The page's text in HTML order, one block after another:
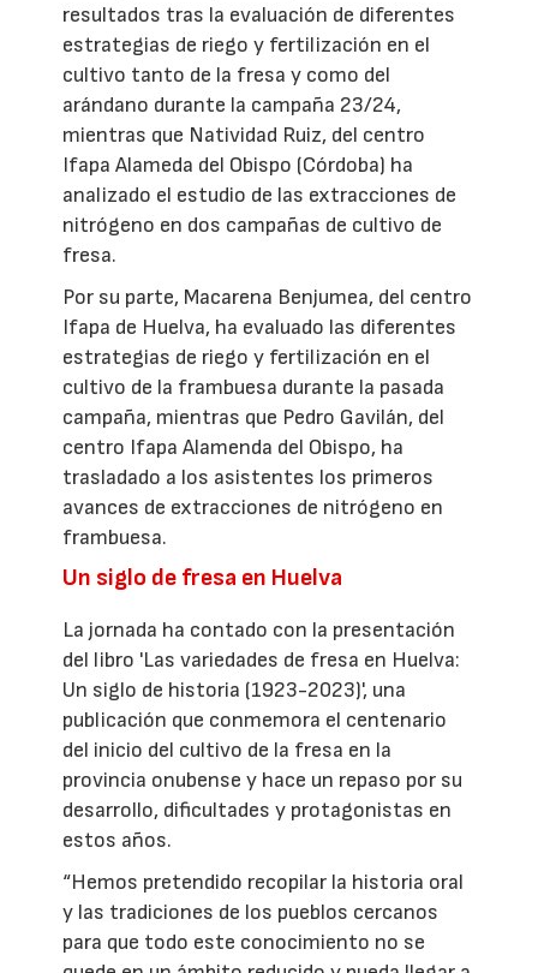
resultados tras la evaluación de diferentes
estrategias de riego y fertilización en el
cultivo tanto de la fresa y como del
arándano durante la campaña 23/24,
mientras que Natividad Ruiz, del centro
Ifapa Alameda del Obispo (Córdoba) ha
analizado el estudio de las extracciones de
nitrógeno en dos campañas de cultivo de
fresa.
Por su parte, Macarena Benjumea, del centro
Ifapa de Huelva, ha evaluado las diferentes
estrategias de riego y fertilización en el
cultivo de la frambuesa durante la pasada
campaña, mientras que Pedro Gavilán, del
centro Ifapa Alamenda del Obispo, ha
trasladado a los asistentes los primeros
avances de extracciones de nitrógeno en
frambuesa.
Un siglo de fresa en Huelva
La jornada ha contado con la presentación
del libro 'Las variedades de fresa en Huelva:
Un siglo de historia (1923-2023)', una
publicación que conmemora el centenario
del inicio del cultivo de la fresa en la
provincia onubense y hace un repaso por su
desarrollo, dificultades y protagonistas en
estos años.
“Hemos pretendido recopilar la historia oral
y las tradiciones de los pueblos cercanos
para que todo este conocimiento no se